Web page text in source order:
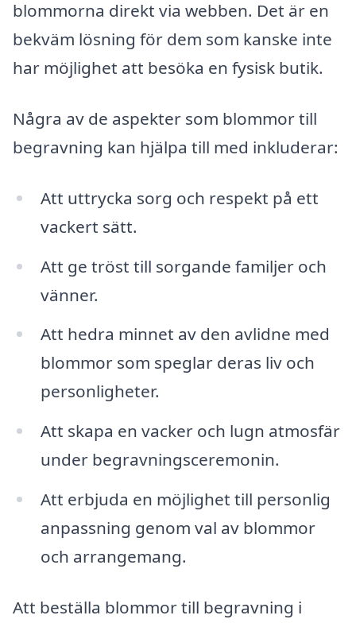
blommorna direkt via webben. Det är en
bekväm lösning för dem som kanske inte
har möjlighet att besöka en fysisk butik.
Några av de aspekter som blommor till
begravning kan hjälpa till med inkluderar:
Att uttrycka sorg och respekt på ett
vackert sätt.
Att ge tröst till sorgande familjer och
vänner.
Att hedra minnet av den avlidne med
blommor som speglar deras liv och
personligheter.
Att skapa en vacker och lugn atmosfär
under begravningsceremonin.
Att erbjuda en möjlighet till personlig
anpassning genom val av blommor
och arrangemang.
Att beställa blommor till begravning i